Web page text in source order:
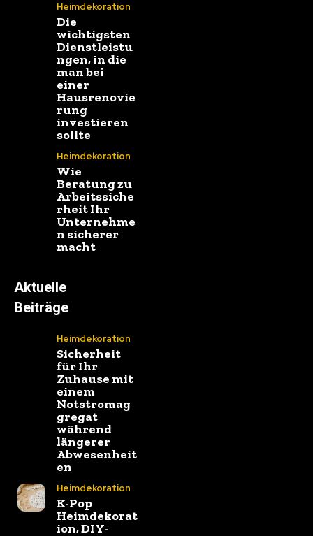
Heimdekoration
Die
wichtigsten
Dienstleistu
ngen, in die
man bei
einer
Hausrenovie
rung
investieren
sollte
Heimdekoration
Wie
Beratung zu
Arbeitssiche
rheit Ihr
Unternehme
n sicherer
macht
Aktuelle
Beiträge
Heimdekoration
Sicherheit
für Ihr
Zuhause mit
einem
Notstromag
gregat
während
längerer
Abwesenheit
en
Heimdekoration
K-Pop
Heimdekorat
ion, DIY-